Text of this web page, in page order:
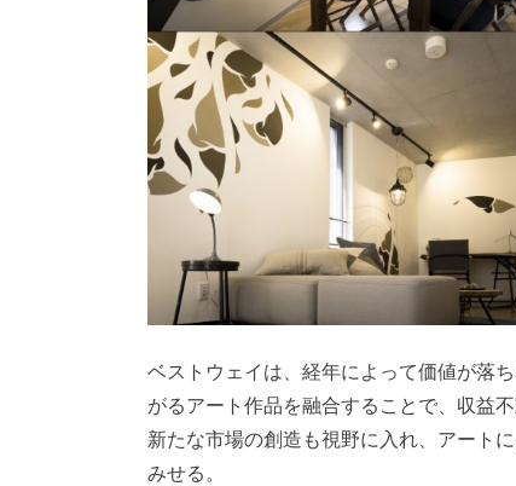
ベストウェイは、経年によって価値が落
がるアート作品を融合することで、収益
新たな市場の創造も視野に入れ、アート
みせる。